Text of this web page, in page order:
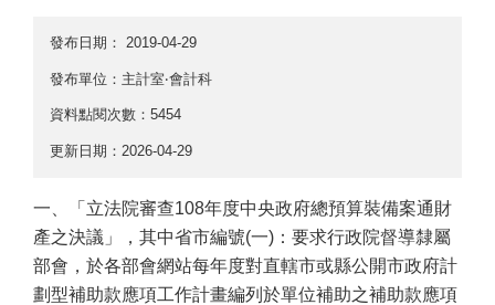
發布日期： 2019-04-29
發布單位：主計室‧會計科
資料點閱次數：5454
更新日期：2026-04-29
一、「立法院審查108年度中央政府總預算裝備案通財
產之決議」，其中省市編號(一)：要求行政院督導隸屬
部會，於各部會網站每年度對直轄市或縣公開市政府計
劃型補助款應項工作計畫編列於單位補助之補助款應項